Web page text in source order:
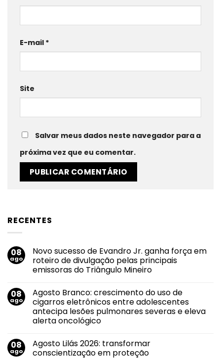
E-mail *
Site
Salvar meus dados neste navegador para a
próxima vez que eu comentar.
RECENTES
08
ago
Novo sucesso de Evandro Jr. ganha força em
roteiro de divulgação pelas principais
emissoras do Triângulo Mineiro
em
Novo
sucesso
de
Evandro
Jr.
em
roteiro
de
08
ago
Agosto Branco: crescimento do uso de
cigarros eletrônicos entre adolescentes
antecipa lesões pulmonares severas e eleva
alerta oncológico
em
Agosto
Branco:
08
ago
Agosto Lilás 2026: transformar
conscientização em proteção